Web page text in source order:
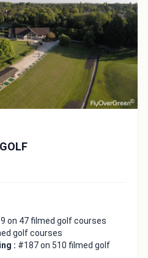
on 47 filmed golf courses
golf courses
: #187 on 510 filmed golf